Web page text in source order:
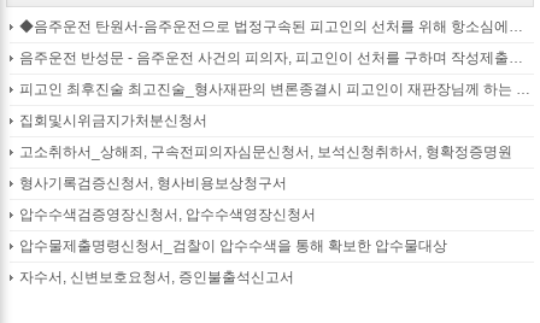
◆음주운전 탄원서-음주운전으로 법정구속된 피고인의 선처를 위해 항소심에서 제출하는 탄원서(45page)
음주운전 반성문 - 음주운전 사건의 피의자, 피고인이 선처를 구하며 작성제출하는 반성문
피고인 최후진술 최고진술_형사재판의 변론종결시 피고인이 재판장님께 하는 최종진술 의견내용(36페이지)
집회및시위금지가처분신청서
고소취하서_상해죄, 구속전피의자심문신청서, 보석신청취하서, 형확정증명원
형사기록검증신청서, 형사비용보상청구서
압수수색검증영장신청서, 압수수색영장신청서
압수물제출명령신청서_검찰이 압수수색을 통해 확보한 압수물대상
자수서, 신변보호요청서, 증인불출석신고서